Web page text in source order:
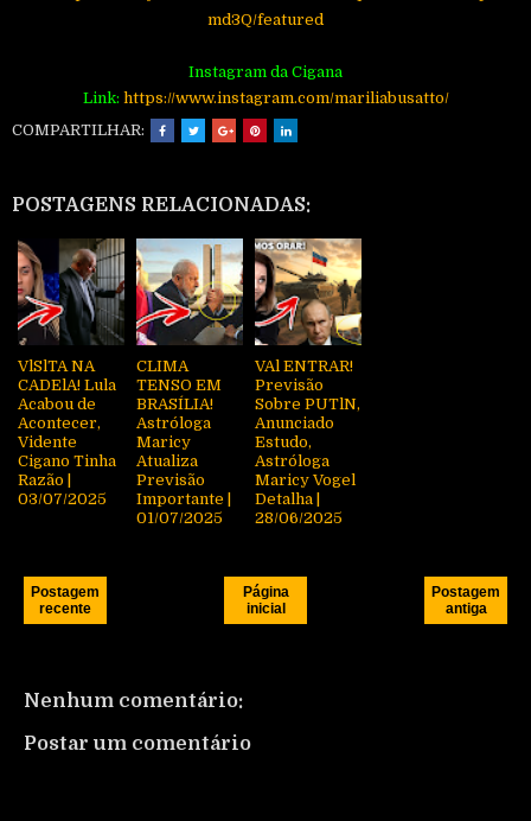
md3Q/featured
Instagram da Cigana
Link: https://www.instagram.com/mariliabusatto/
COMPARTILHAR:
POSTAGENS RELACIONADAS:
VlSlTA NA
CADElA! Lula
Acabou de
Acontecer,
Vidente
Cigano Tinha
Razão |
03/07/2025
CLIMA
TENSO EM
BRASÍLIA!
Astróloga
Maricy
Atualiza
Previsão
Importante |
01/07/2025
VAl ENTRAR!
Previsão
Sobre PUTlN,
Anunciado
Estudo,
Astróloga
Maricy Vogel
Detalha |
28/06/2025
Postagem
recente
Postagem
antiga
Página
inicial
Nenhum comentário:
Postar um comentário